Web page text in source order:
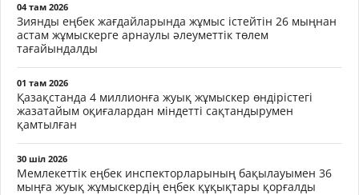
04 там 2026
Зиянды еңбек жағдайларында жұмыс істейтін 26 мыңнан
астам жұмыскерге арнаулы әлеуметтік төлем
тағайындалды
01 там 2026
Қазақстанда 4 миллионға жуық жұмыскер өндірістегі
жазатайым оқиғалардан міндетті сақтандырумен
қамтылған
30 шіл 2026
Мемлекеттік еңбек инспекторларының бақылауымен 36
мыңға жуық жұмыскердің еңбек құқықтары қорғалды